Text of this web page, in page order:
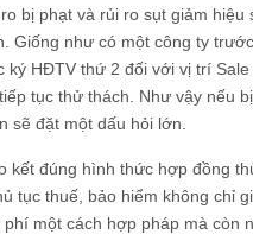
bị phạt và rủi ro sụt giảm hiệu
Giống như có một công ty
ký HĐTV thứ 2 đối với vị trí Sale
tục thử thách. Như vậy nếu
sẽ đặt một dấu hỏi lớn.
kết đúng hình thức hợp đồng
tục thuế, bảo hiểm không chỉ
một cách hợp pháp mà còn